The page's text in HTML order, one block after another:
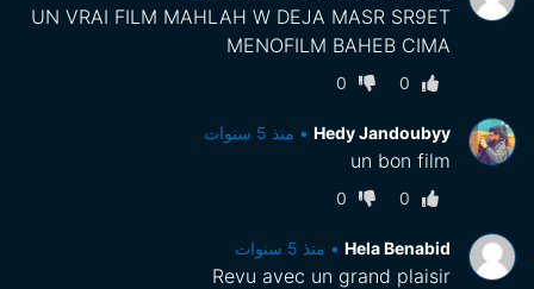
UN VRAI FILM MAHLAH W DEJA MASR SR9ET
MENOFILM BAHEB CIMA
0
0
Hedy Jandoubyy
• منذ 5 سنوات
un bon film
0
0
Hela Benabid
• منذ 5 سنوات
Revu avec un grand plaisir